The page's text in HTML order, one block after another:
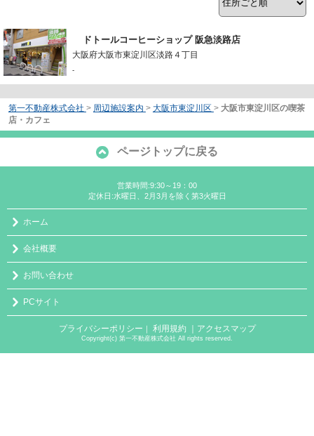
ドトールコーヒーショップ 阪急淡路店
大阪府大阪市東淀川区淡路４丁目
-
第一不動産株式会社 > 周辺施設案内 > 大阪市東淀川区 > 大阪市東淀川区の喫茶
店・カフェ
ページトップに戻る
営業時間:9:30～19：00
定休日:水曜日、2月3月を除く第3火曜日
ホーム
会社概要
お問い合わせ
PCサイト
プライバシーポリシー ｜ 利用規約 ｜アクセスマップ
Copyright(c) 第一不動産株式会社 All rights reserved.